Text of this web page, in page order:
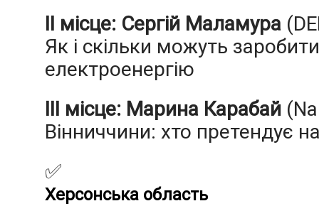
ІІ місце: Сергій Маламура
Як і скільки можуть
електроенергію
ІІІ місце: Марина Карабай
Вінниччини: хто претендує
✅
Херсонська область